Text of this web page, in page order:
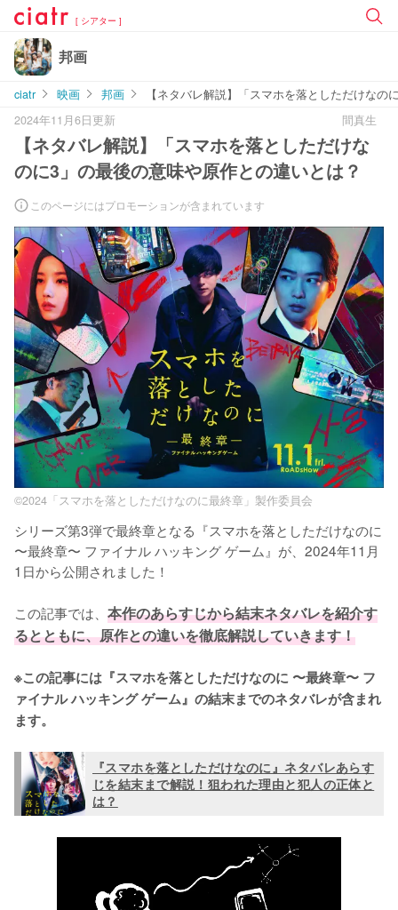
[ シアター ]
邦画
ciatr 映画 邦画
【ネタバレ解説】「スマホを落としただけな
2024年11月6日更新
間真生
【ネタバレ解説】「スマホを落としただけな
のに3」の最後の意味や原作との違いとは？
このページにはプロモーションが含まれています
©2024「スマホを落としただけなのに最終章」製作委員会
シリーズ第3弾で最終章となる『スマホを落としただけなのに
〜最終章〜 ファイナル ハッキング ゲーム』が、2024年11月
1日から公開されました！
この記事では、 本作のあらすじから結末ネタバレを紹介す
るとともに、原作との違いを徹底解説していきます！
※この記事には『スマホを落としただけなのに 〜最終章〜 フ
ァイナル ハッキング ゲーム』の結末までのネタバレが含まれ
ます。
『スマホを落としただけなのに』ネタバレあらす
じを結末まで解説！狙われた理由と犯人の正体と
は？